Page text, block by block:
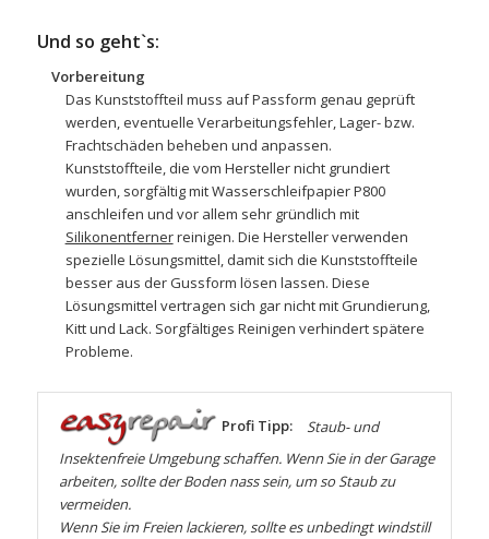
Und so geht`s:
Vorbereitung
Das Kunststoffteil muss auf Passform genau geprüft
werden, eventuelle Verarbeitungsfehler, Lager- bzw.
Frachtschäden beheben und anpassen.
Kunststoffteile, die vom Hersteller nicht grundiert
wurden, sorgfältig mitWasserschleifpapierP800
anschleifen und vor allem sehr gründlich mit
Silikonentfernerreinigen. Die Hersteller verwenden
spezielle Lösungsmittel, damit sich die Kunststoffteile
besser aus der Gussform lösen lassen. Diese
Lösungsmittel vertragen sich gar nicht mit Grundierung,
Kitt und Lack. Sorgfältiges Reinigen verhindert spätere
Probleme.
Profi Tipp:
Staub- und
Insektenfreie Umgebung schaffen. Wenn Sie in der Garage
arbeiten, sollte der Boden nass sein, um so Staub zu
vermeiden.
Wenn Sie im Freien lackieren, sollte es unbedingt windstill